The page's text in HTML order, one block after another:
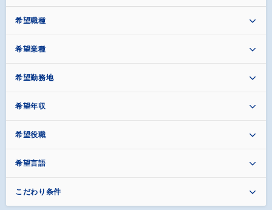
希望職種
希望業種
希望勤務地
希望年収
希望役職
希望言語
こだわり条件